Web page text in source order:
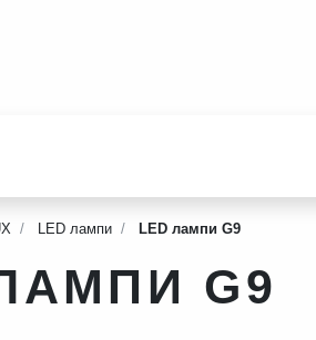
LED лампи LED лампи G9
G9